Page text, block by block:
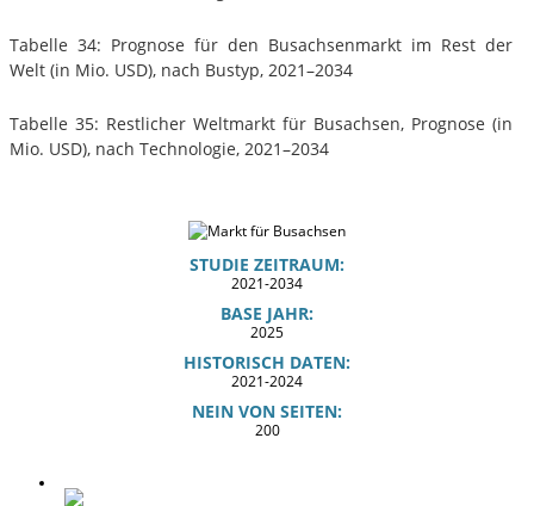
Tabelle 34: Prognose für den Busachsenmarkt im Rest der
Welt (in Mio. USD), nach Bustyp, 2021–2034
Tabelle 35: Restlicher Weltmarkt für Busachsen, Prognose (in
Mio. USD), nach Technologie, 2021–2034
STUDIE ZEITRAUM:
2021-2034
BASE JAHR:
2025
HISTORISCH DATEN:
2021-2024
NEIN VON SEITEN:
200